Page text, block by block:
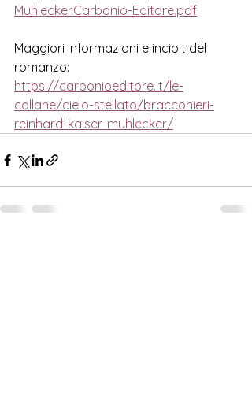
Muhlecker.Carbonio-Editore.pdf
Maggiori informazioni e incipit del
romanzo:
https://carbonioeditore.it/le-
collane/cielo-stellato/bracconieri-
reinhard-kaiser-muhlecker/